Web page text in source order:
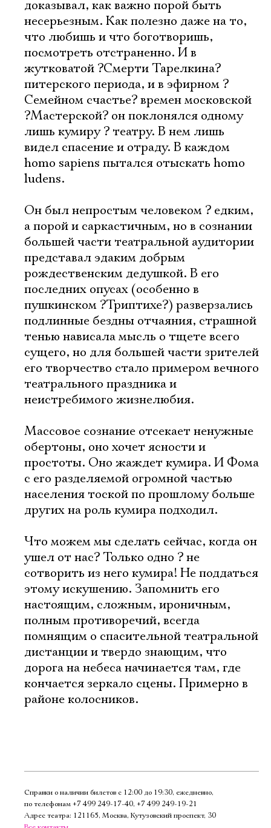
доказывал, как важно порой быть
несерьезным. Как полезно даже на то,
что любишь и что боготворишь,
посмотреть отстраненно. И в
жутковатой ?Смерти Тарелкина?
питерского периода, и в эфирном ?
Семейном счастье? времен московской
?Мастерской? он поклонялся одному
лишь кумиру ? театру. В нем лишь
видел спасение и отраду. В каждом
homo sapiens пытался отыскать homo
ludens.
Он был непростым человеком ? едким,
а порой и саркастичным, но в сознании
большей части театральной аудитории
представал эдаким добрым
рождественским дедушкой. В его
последних опусах (особенно в
пушкинском ?Триптихе?) разверзались
подлинные бездны отчаяния, страшной
тенью нависала мысль о тщете всего
сущего, но для большей части зрителей
его творчество стало примером вечного
театрального праздника и
неистребимого жизнелюбия.
Массовое сознание отсекает ненужные
обертоны, оно хочет ясности и
простоты. Оно жаждет кумира. И Фома
с его разделяемой огромной частью
населения тоской по прошлому больше
других на роль кумира подходил.
Что можем мы сделать сейчас, когда он
ушел от нас? Только одно ? не
сотворить из него кумира! Не поддаться
этому искушению. Запомнить его
настоящим, сложным, ироничным,
полным противоречий, всегда
помнящим о спасительной театральной
дистанции и твердо знающим, что
дорога на небеса начинается там, где
кончается зеркало сцены. Примерно в
районе колосников.
Справки о наличии билетов с 12:00 до 19:30, ежедневно,
по телефонам +7 499 249‑17‑40, +7 499 249‑19‑21
Адрес театра: 121165, Москва, Кутузовский проспект, 30